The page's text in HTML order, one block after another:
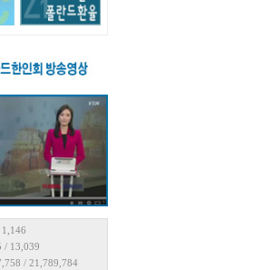
1,146
/ 13,039
/ 21,789,784